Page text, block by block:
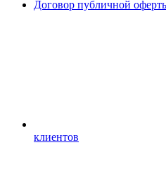
Договор публичной
клиентов